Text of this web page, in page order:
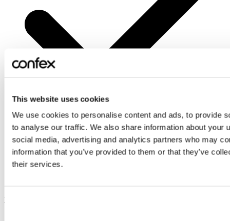
This website uses cookies
We use cookies to personalise content and ads, to provide
to analyse our traffic. We also share information about your
social media, advertising and analytics partners who may
information that you’ve provided to them or that they’ve
their services.
Hvordan tolke likviditetsforhold.
Del 3: Likviditetsutfordringer